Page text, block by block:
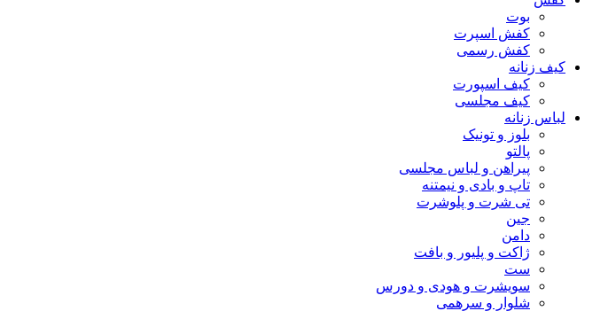
بوت
کفش اسپرت
کفش رسمی
کیف زنانه
کیف اسپورت
کیف مجلسی
لباس زنانه
بلوز و تونیک
پالتو
پیراهن و لباس مجلسی
تاپ و بادی و نیمتنه
تی شرت و پلوشرت
جین
دامن
ژاکت و پلیور و بافت
ست
سویشرت و هودی و دورس
شلوار و سرهمی